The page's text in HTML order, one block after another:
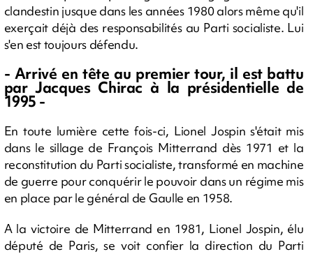
clandestin jusque dans les années 1980 alors même qu'il
exerçait déjà des responsabilités au Parti socialiste. Lui
s'en est toujours défendu.
- Arrivé en tête au premier tour, il est battu
par Jacques Chirac à la présidentielle de
1995 -
En toute lumière cette fois-ci, Lionel Jospin s'était mis
dans le sillage de François Mitterrand dès 1971 et la
reconstitution du Parti socialiste, transformé en machine
de guerre pour conquérir le pouvoir dans un régime mis
en place par le général de Gaulle en 1958.
A la victoire de Mitterrand en 1981, Lionel Jospin, élu
député de Paris, se voit confier la direction du Parti